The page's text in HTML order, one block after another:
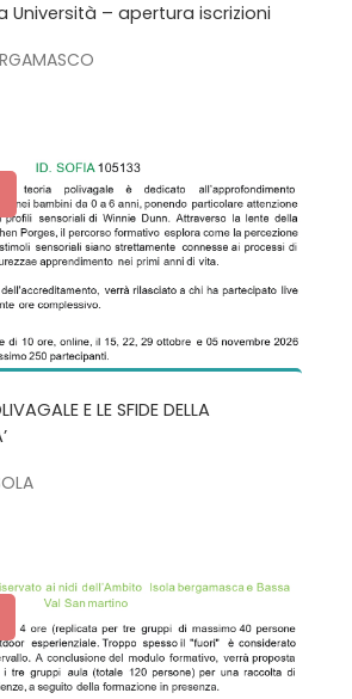
Università – apertura iscrizioni
E LE SFIDE DELLA